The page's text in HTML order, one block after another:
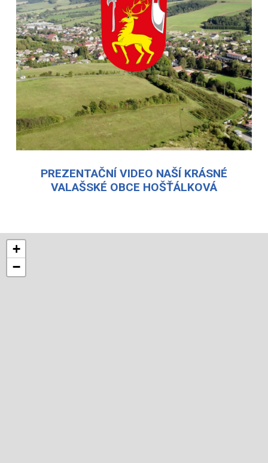
PREZENTAČNÍ VIDEO NAŠÍ KRÁSNÉ
VALAŠSKÉ OBCE HOŠŤÁLKOVÁ
+
−